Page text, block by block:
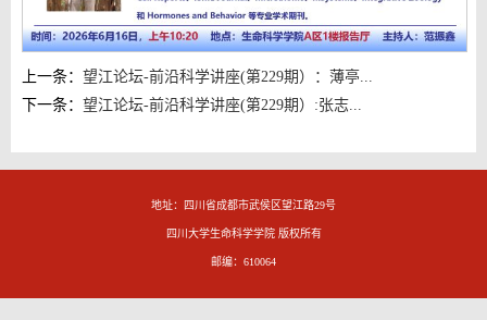
上一条： 望江论坛-前沿科学讲座(第229期）：薄亭...
下一条： 望江论坛-前沿科学讲座(第229期）:张志...
地址：四川省成都市武侯区望江路29号
四川大学生命科学学院 版权所有
邮编：610064